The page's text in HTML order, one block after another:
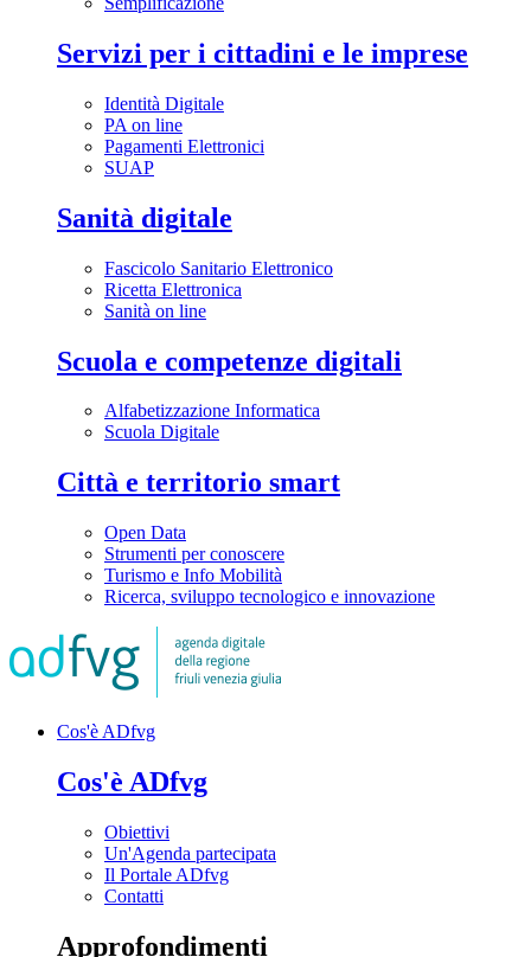
Servizi per i cittadini e le imprese
Identità Digitale
PA on line
Pagamenti Elettronici
SUAP
Sanità digitale
Fascicolo Sanitario Elettronico
Ricetta Elettronica
Sanità on line
Scuola e competenze digitali
Alfabetizzazione Informatica
Scuola Digitale
Città e territorio smart
Open Data
Strumenti per conoscere
Turismo e Info Mobilità
Ricerca, sviluppo tecnologico e innovazione
Cos'è ADfvg
Cos'è ADfvg
Obiettivi
Un'Agenda partecipata
Il Portale ADfvg
Contatti
Approfondimenti